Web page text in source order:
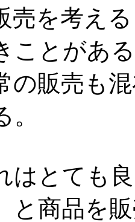
売を考え
ことがあ
の販売も
はとても
と商品を